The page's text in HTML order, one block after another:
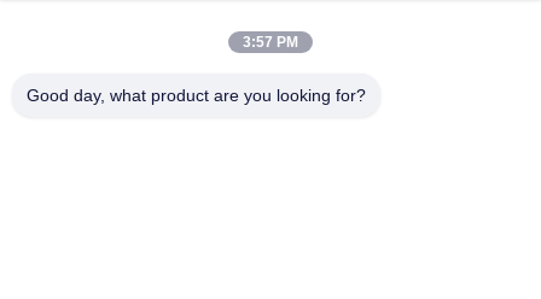
3:57 PM
Good day, what product are you looking for?